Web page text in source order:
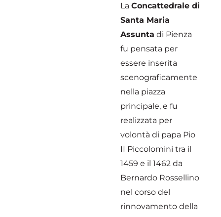
La Concattedrale di
Santa Maria
Assunta di Pienza
fu pensata per
essere inserita
scenograficamente
nella piazza
principale, e fu
realizzata per
volontà di papa Pio
II Piccolomini tra il
1459 e il 1462 da
Bernardo Rossellino
nel corso del
rinnovamento della